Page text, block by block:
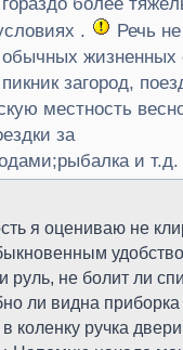
.
Речь
жизненных
загород,
местность
за
и т.д.
я оцениваю не
руль, не болит ли
ли видна
коленку ручка